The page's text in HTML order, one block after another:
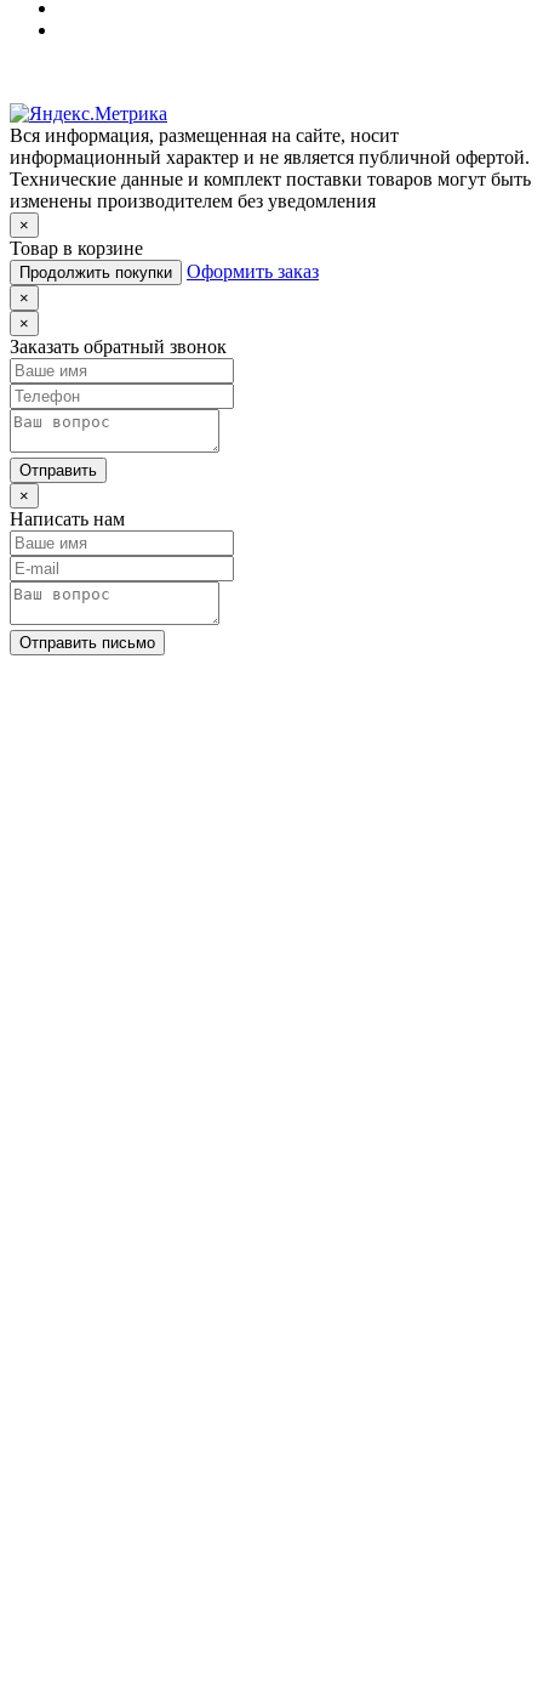
Вся информация, размещенная на сайте, носит
информационный характер и не является публичной офертой.
Технические данные и комплект поставки товаров могут быть
изменены производителем без уведомления
×
Товар в корзине
Продолжить покупки Оформить заказ
×
×
Заказать обратный звонок
Отправить
×
Написать нам
Отправить письмо